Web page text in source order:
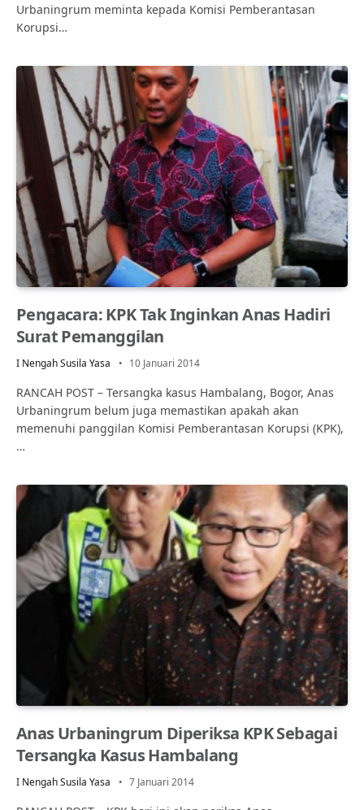
Urbaningrum meminta kepada Komisi Pemberantasan
Korupsi…
Pengacara: KPK Tak Inginkan Anas Hadiri
Surat Pemanggilan
I Nengah Susila Yasa 10 Januari 2014
RANCAH POST – Tersangka kasus Hambalang, Bogor, Anas
Urbaningrum belum juga memastikan apakah akan
memenuhi panggilan Komisi Pemberantasan Korupsi (KPK),
…
Anas Urbaningrum Diperiksa KPK Sebagai
Tersangka Kasus Hambalang
I Nengah Susila Yasa 7 Januari 2014